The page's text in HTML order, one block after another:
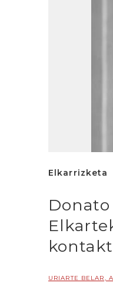
Elkarrizketa
URIARTE BELAR,